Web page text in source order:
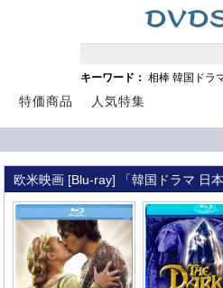
キーワード： 相棒 韓国ドラ
特価商品 人気特集
欧米映画 [Blu-ray] 「韓国ドラマ 日